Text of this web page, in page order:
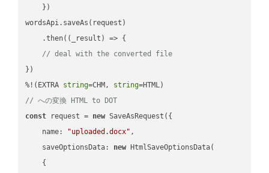
    })
wordsApi.saveAs(request)
    .then(
( _result ) => {
// deal with the converted file
})
%!(EXTRA string=CHM, string
// への変換 HTML to DOT
const request = new SaveAsRequest({
name: "uploaded.docx" ,
saveOptionsData: new HtmlSaveOptionsData(
    {